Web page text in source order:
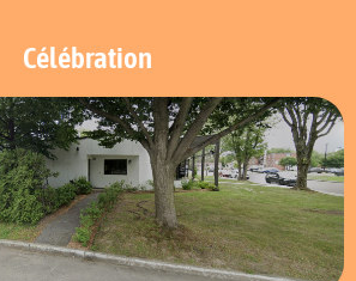
Célébration